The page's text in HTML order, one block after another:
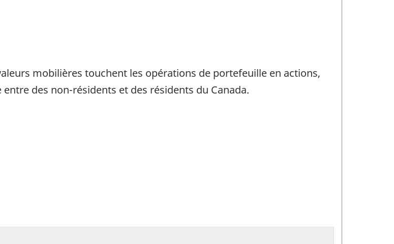
mobilières touchent les opérations de portefeuille en actions,
des non-résidents et des résidents du Canada.